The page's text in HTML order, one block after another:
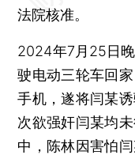
日本出生人口连续
晨读荐闻（国内
五年来首次未提
医保报不了的创
法院核准。
2024年7月25日
驶电动三轮车回
手机，遂将闫某
次欲强奸闫某均
中，陈林因害怕